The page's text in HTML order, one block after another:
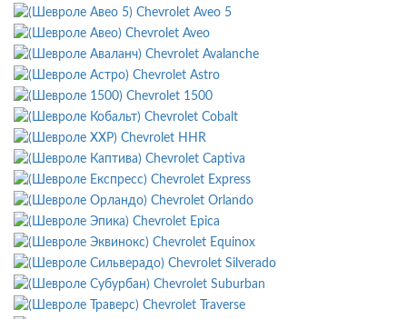
Chevrolet Aveo 5
Chevrolet Aveo
Chevrolet Avalanche
Chevrolet Astro
Chevrolet 1500
Chevrolet Cobalt
Chevrolet HHR
Chevrolet Captiva
Chevrolet Express
Chevrolet Orlando
Chevrolet Epica
Chevrolet Equinox
Chevrolet Silverado
Chevrolet Suburban
Chevrolet Traverse